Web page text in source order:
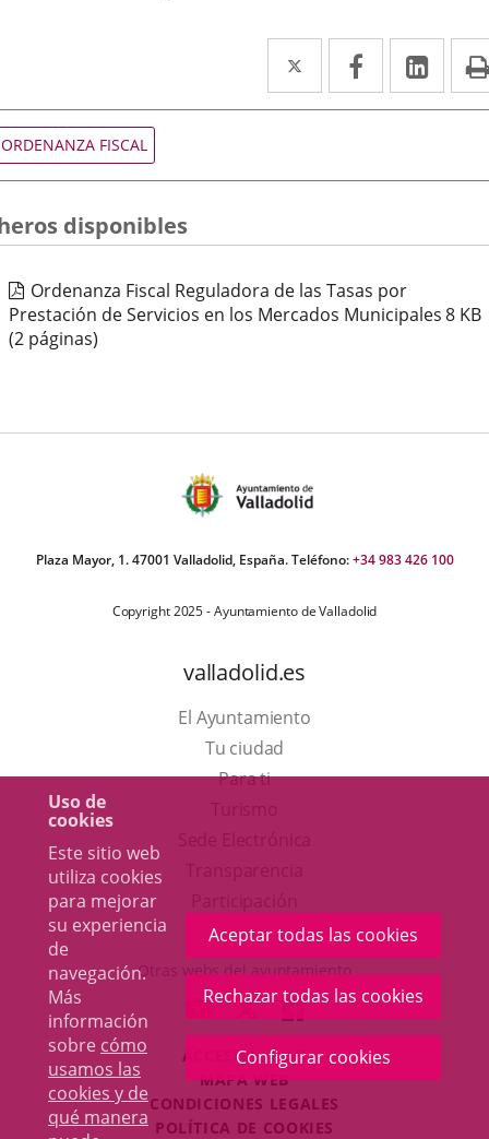
Uso de
cookies
Este sitio web
utiliza cookies
para mejorar
su experiencia
de
navegación.
Más
información
sobre cómo
usamos las
cookies y de
qué manera
Aceptar todas las cookies
Rechazar todas las cookies
Configurar cookies
Twitter
Enlace
a
Facebook
Enlace
a
a
ORDENANZA FISCAL
disponibles
Ordenanza Fiscal Reguladora de las Tasas por
Prestación de Servicios en los Mercados Municipales8 KB
(2 páginas)
Plaza Mayor, 1. 47001 Valladolid, España. Teléfono:+34 983 426 100
Copyright 2025 - Ayuntamiento de Valladolid
valladolid.es
El Ayuntamiento
Tu ciudad
Para ti
en
una
ventana
nueva.
aplicación
externa.
Otras webs del ayuntamiento
ENLACE
A
UNA
APLICACIÓN
EXTERNA.
ENLACE
A
UNA
APLICACIÓN
EXTERNA.
ENLACE
A
UNA
EXTERNA.
ACCESIBILIDAD
MAPA WEB
CONDICIONES LEGALES
POLÍTICA DE COOKIES